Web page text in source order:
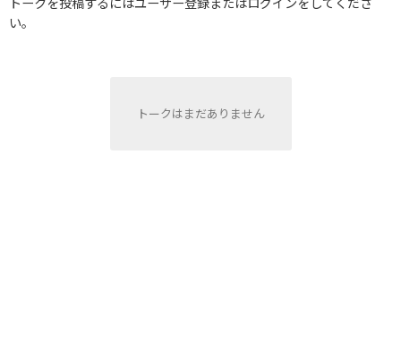
い。
トークはまだありません